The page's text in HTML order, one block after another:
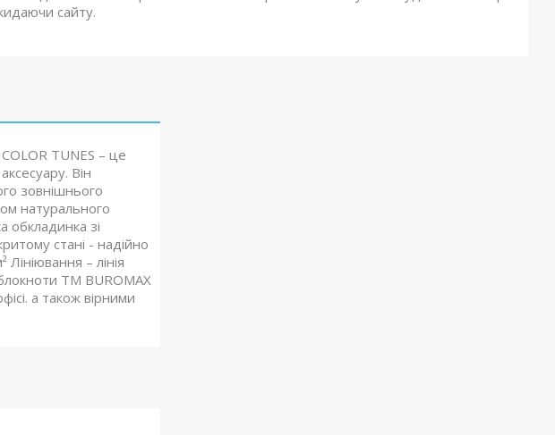
сайту.
TUNES – це
Він
зовнішнього
натурального
зі
стані - надійно
– лінія
ТМ BUROMAX
а також вірними